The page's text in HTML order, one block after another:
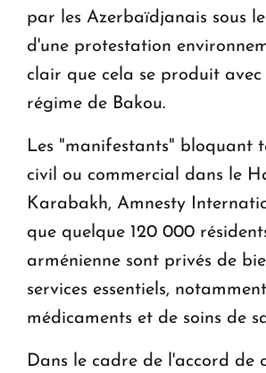
par les Azerbaïdjanais sous
d'une protestation
clair que cela se produit avec
régime de Bakou.
Les "manifestants" bloquant
civil ou commercial dans le
Karabakh, Amnesty
que quelque 120 000
arménienne sont privés de
services essentiels,
médicaments et de soins de
Dans le cadre de l'accord de